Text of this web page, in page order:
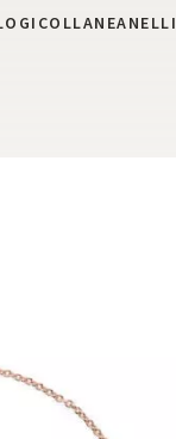
COLLANEANELLI